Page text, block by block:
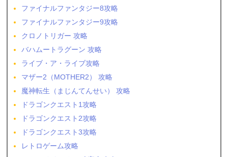
ファイナルファンタジー8攻略
ファイナルファンタジー9攻略
クロノトリガー 攻略
バハムートラグーン 攻略
ライブ・ア・ライブ攻略
マザー2（MOTHER2） 攻略
魔神転生（まじんてんせい） 攻略
ドラゴンクエスト1攻略
ドラゴンクエスト2攻略
ドラゴンクエスト3攻略
レトロゲーム攻略